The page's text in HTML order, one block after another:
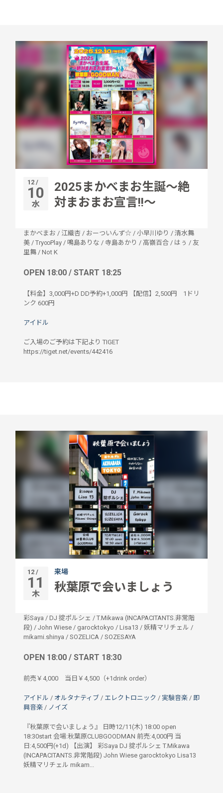
12 /
10
水
2025まかべまお生誕〜絶
対まおまお宣言!!〜
まかべまお / 江織杏 / おーついんず☆ / 小早川ゆり / 清水舞
美 / Try∞Play / 鳴島ありな / 寺島あかり / 高嶺百合 / はぅ / 友
里舞 / Not K
OPEN 18:00 / START 18:25
【料金】3,000円+D DD予約+1,000円 【配信】2,500円
1ドリ
ンク 600円
アイドル
ご入場のご予約は下記より TIGET
https://tiget.net/events/442416
12 /
11
木
来場
秋葉原で会いましょう
彩Saya / DJ 掟ポルシェ / T.Mikawa (INCAPACITANTS.非常階
段) / John Wiese / garocktokyo / Lisa13 / 妖精マリチェル /
mikami.shinya / SOZELICA / SOZESAYA
OPEN 18:00 / START 18:30
前売￥4,000 当日￥4,500（+1drink order）
アイドル / オルタナティブ / エレクトロニック / 実験音楽 / 即
興音楽 / ノイズ
『秋葉原で会いましょう』 日時12/11(木) 18:00 open
18:30start 会場:秋葉原CLUBGOODMAN 前売:4,000円 当
日:4,500円(+1d) 【出演】 彩Saya DJ 掟ポルシェ T.Mikawa
(INCAPACITANTS.非常階段) John Wiese garocktokyo Lisa13
妖精マリチェル mikam...